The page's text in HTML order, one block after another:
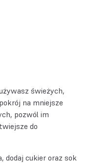
świeżych,
na mniejsze
pozwól im
do
dodaj cukier oraz sok